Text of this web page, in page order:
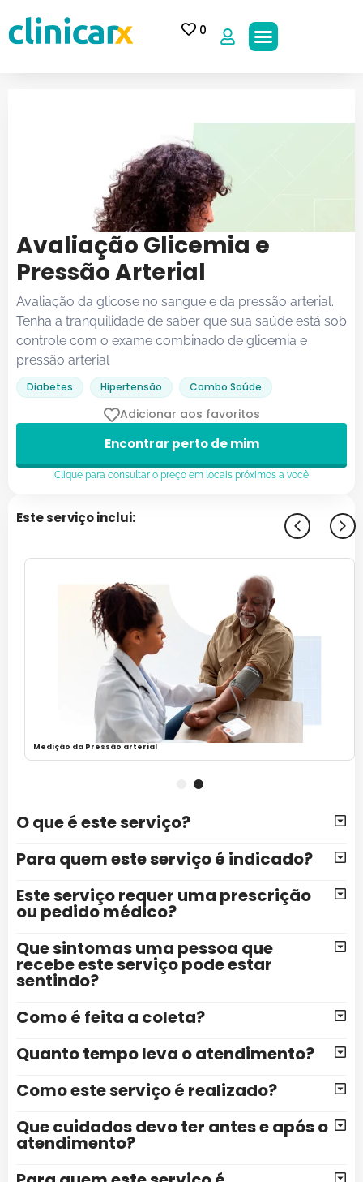
0
Avaliação Glicemia e
Pressão Arterial
Avaliação da glicose no sangue e da pressão arterial.
Tenha a tranquilidade de saber que sua saúde está sob
controle com o exame combinado de glicemia e
pressão arterial
Diabetes Hipertensão Combo Saúde
Encontrar perto de mim
Adicionar aos favoritos
Clique para consultar o preço em locais próximos a você
Este serviço inclui:
Exame de Glicemia
O que é este serviço?
Para quem este serviço é indicado?
Este serviço requer uma prescrição
ou pedido médico?
Que sintomas uma pessoa que
recebe este serviço pode estar
sentindo?
Como é feita a coleta?
Quanto tempo leva o atendimento?
Como este serviço é realizado?
Que cuidados devo ter antes e após o
atendimento?